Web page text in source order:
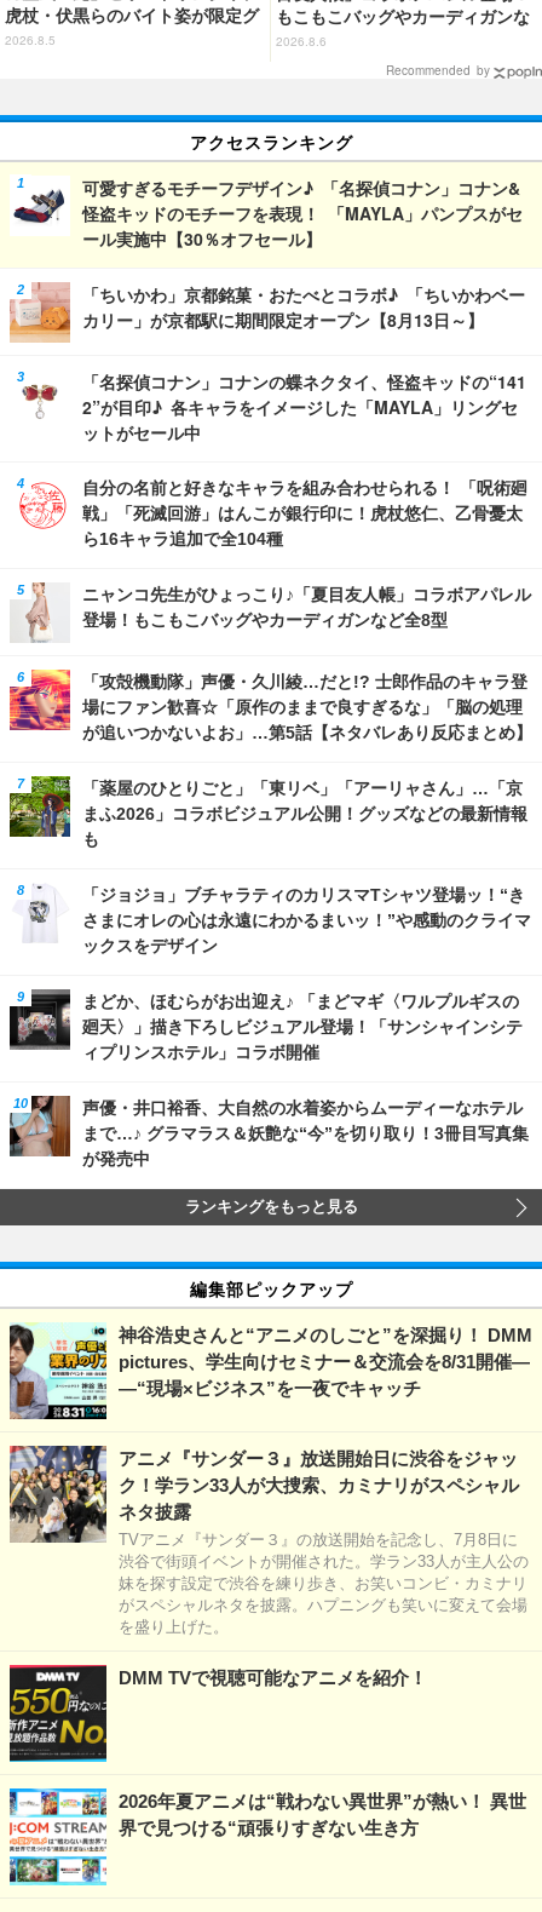
虎杖・伏黒らのバイト姿が限定グ
ッズに【8月26日～】
2026.8.5
もこもこバッグやカーディガンな
ど全8型
2026.8.6
Recommended by
アクセスランキング
可愛すぎるモチーフデザイン♪ 「名探偵コナン」コナン&
怪盗キッドのモチーフを表現！ 「MAYLA」パンプスがセ
ール実施中【30％オフセール】
「ちいかわ」京都銘菓・おたべとコラボ♪ 「ちいかわベー
カリー」が京都駅に期間限定オープン【8月13日～】
「名探偵コナン」コナンの蝶ネクタイ、怪盗キッドの“141
2”が目印♪ 各キャラをイメージした「MAYLA」リングセ
ットがセール中
自分の名前と好きなキャラを組み合わせられる！ 「呪術廻
戦」「死滅回游」はんこが銀行印に！虎杖悠仁、乙骨憂太
ら16キャラ追加で全104種
ニャンコ先生がひょっこり♪「夏目友人帳」コラボアパレル
登場！もこもこバッグやカーディガンなど全8型
「攻殻機動隊」声優・久川綾…だと!? 士郎作品のキャラ登
場にファン歓喜☆「原作のままで良すぎるな」「脳の処理
が追いつかないよお」…第5話【ネタバレあり反応まとめ】
「薬屋のひとりごと」「東リベ」「アーリャさん」…「京
まふ2026」コラボビジュアル公開！グッズなどの最新情報
も
「ジョジョ」ブチャラティのカリスマTシャツ登場ッ！“き
さまにオレの心は永遠にわかるまいッ！”や感動のクライマ
ックスをデザイン
まどか、ほむらがお出迎え♪ 「まどマギ〈ワルプルギスの
廻天〉」描き下ろしビジュアル登場！「サンシャインシテ
ィプリンスホテル」コラボ開催
声優・井口裕香、大自然の水着姿からムーディーなホテル
まで…♪ グラマラス＆妖艶な“今”を切り取り！3冊目写真集
が発売中
ランキングをもっと見る
編集部ピックアップ
神谷浩史さんと“アニメのしごと”を深掘り！ DMM
pictures、学生向けセミナー＆交流会を8/31開催―
―“現場×ビジネス”を一夜でキャッチ
アニメ『サンダー３』放送開始日に渋谷をジャッ
ク！学ラン33人が大捜索、カミナリがスペシャル
ネタ披露
TVアニメ『サンダー３』の放送開始を記念し、7月8日に
渋谷で街頭イベントが開催された。学ラン33人が主人公の
妹を探す設定で渋谷を練り歩き、お笑いコンビ・カミナリ
がスペシャルネタを披露。ハプニングも笑いに変えて会場
を盛り上げた。
DMM TVで視聴可能なアニメを紹介！
2026年夏アニメは“戦わない異世界”が熱い！ 異世
界で見つける“頑張りすぎない生き方